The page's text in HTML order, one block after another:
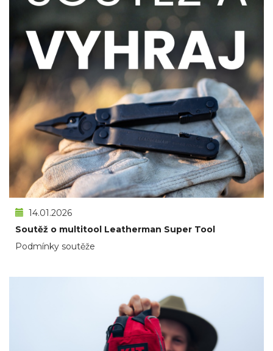
14.01.2026
Soutěž o multitool Leatherman Super Tool
Podmínky soutěže